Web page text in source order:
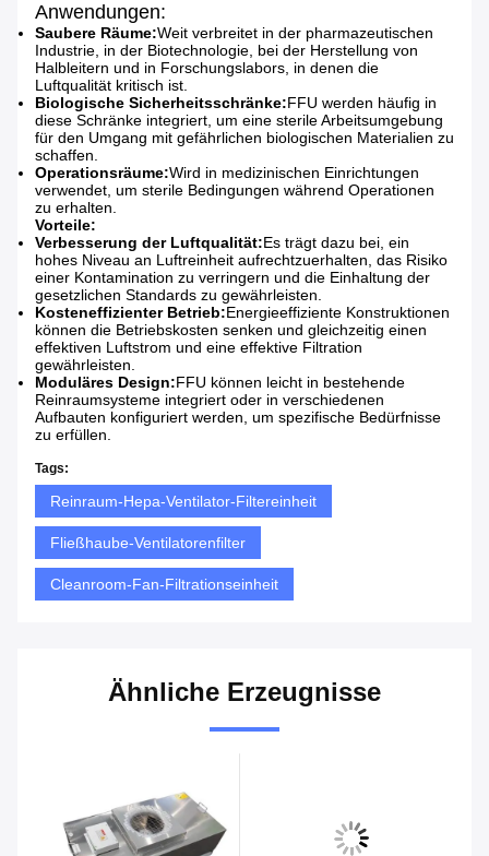
Anwendungen:
Saubere Räume:Weit verbreitet in der pharmazeutischen
Industrie, in der Biotechnologie, bei der Herstellung von
Halbleitern und in Forschungslabors, in denen die
Luftqualität kritisch ist.
Biologische Sicherheitsschränke:FFU werden häufig in
diese Schränke integriert, um eine sterile Arbeitsumgebung
für den Umgang mit gefährlichen biologischen Materialien zu
schaffen.
Operationsräume:Wird in medizinischen Einrichtungen
verwendet, um sterile Bedingungen während Operationen
zu erhalten.
Vorteile:
Verbesserung der Luftqualität:Es trägt dazu bei, ein
hohes Niveau an Luftreinheit aufrechtzuerhalten, das Risiko
einer Kontamination zu verringern und die Einhaltung der
gesetzlichen Standards zu gewährleisten.
Kosteneffizienter Betrieb:Energieeffiziente Konstruktionen
können die Betriebskosten senken und gleichzeitig einen
effektiven Luftstrom und eine effektive Filtration
gewährleisten.
Moduläres Design:FFU können leicht in bestehende
Reinraumsysteme integriert oder in verschiedenen
Aufbauten konfiguriert werden, um spezifische Bedürfnisse
zu erfüllen.
Tags:
Reinraum-Hepa-Ventilator-Filtereinheit
Fließhaube-Ventilatorenfilter
Cleanroom-Fan-Filtrationseinheit
Ähnliche Erzeugnisse